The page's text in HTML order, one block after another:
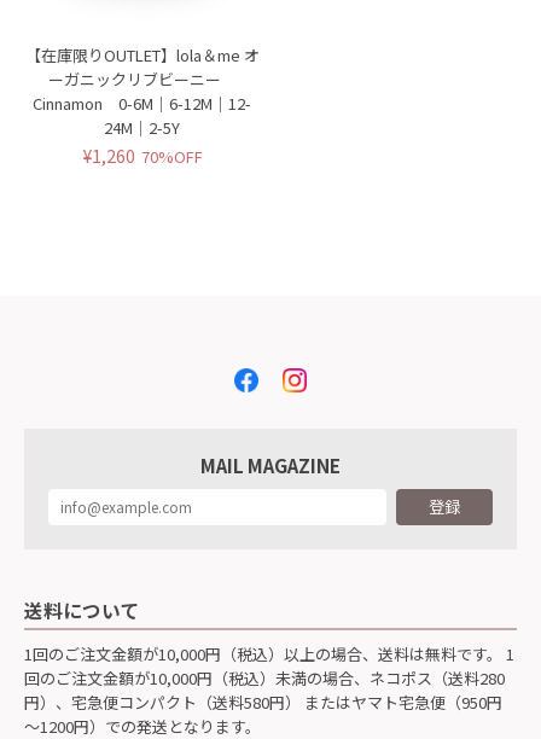
【在庫限りOUTLET】lola＆me オ
ーガニックリブビーニー
Cinnamon 0-6M｜6-12M｜12-
24M｜2-5Y
¥1,260 70%OFF
MAIL MAGAZINE
登録
送料について
1回のご注文金額が10,000円（税込）以上の場合、送料は無料です。 1
回のご注文金額が10,000円（税込）未満の場合、ネコポス（送料280
円）、宅急便コンパクト（送料580円） またはヤマト宅急便（950円
～1200円）での発送となります。